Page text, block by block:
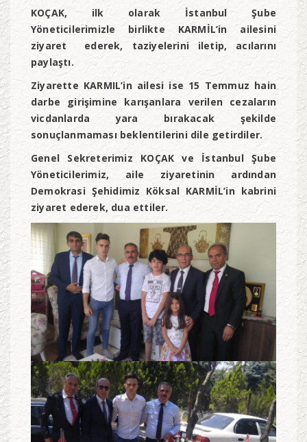
KOÇAK, ilk olarak İstanbul Şube
Yöneticilerimizle birlikte KARMİL’in ailesini
ziyaret ederek, taziyelerini iletip, acılarını
paylaştı.
Ziyarette KARMIL’in ailesi ise 15 Temmuz hain
darbe girişimine karışanlara verilen cezaların
vicdanlarda yara bırakacak şekilde
sonuçlanmaması beklentilerini dile getirdiler.
Genel Sekreterimiz KOÇAK ve İstanbul Şube
Yöneticilerimiz, aile ziyaretinin ardından
Demokrasi Şehidimiz Köksal KARMİL’in kabrini
ziyaret ederek, dua ettiler.